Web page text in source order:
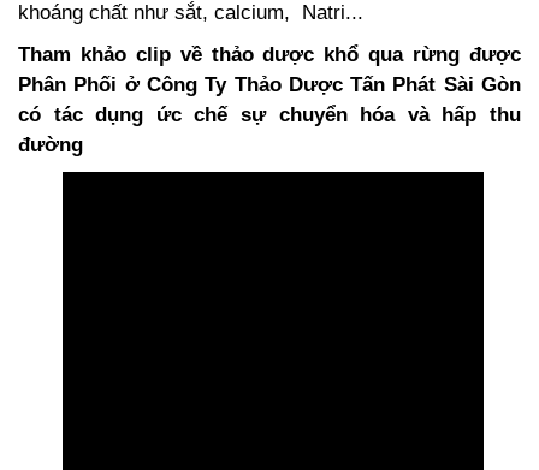
khoáng chất như sắt, calcium, Natri...
Tham khảo clip về thảo dược khổ qua rừng được
Phân Phối ở Công Ty Thảo Dược Tấn Phát Sài Gòn
có tác dụng ức chế sự chuyển hóa và hấp thu
đường